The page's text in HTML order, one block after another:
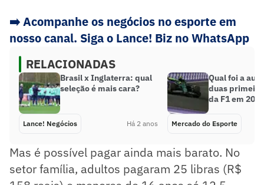
➡️Acompanhe os negócios no esporte em
nosso canal. Siga o Lance! Biz no WhatsApp
RELACIONADAS
Brasil x Inglaterra: qual
seleção é mais cara?
Lance! Negócios Há 2 anos
Qual foi a
duas
da F1 em
Mercado do Esporte
Mas é possível pagar ainda mais barato. No
setor família, adultos pagaram 25 libras (R$